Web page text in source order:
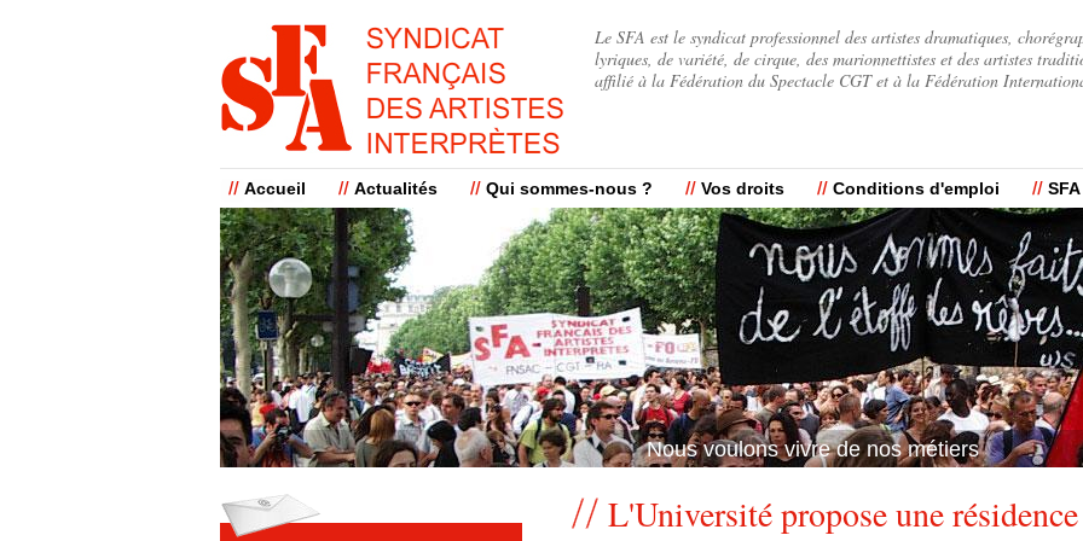
Le SFA est le syndicat professionnel des artistes dramatiques,
lyriques, de variété, de cirque, des marionnettistes et des artistes
affilié à la Fédération du Spectacle CGT et à la Fédération
Accueil Actualités Qui sommes-nous ? Vos droits Conditions d'emploi
Nous voulons vivre de nos métiers
L'Université propose une